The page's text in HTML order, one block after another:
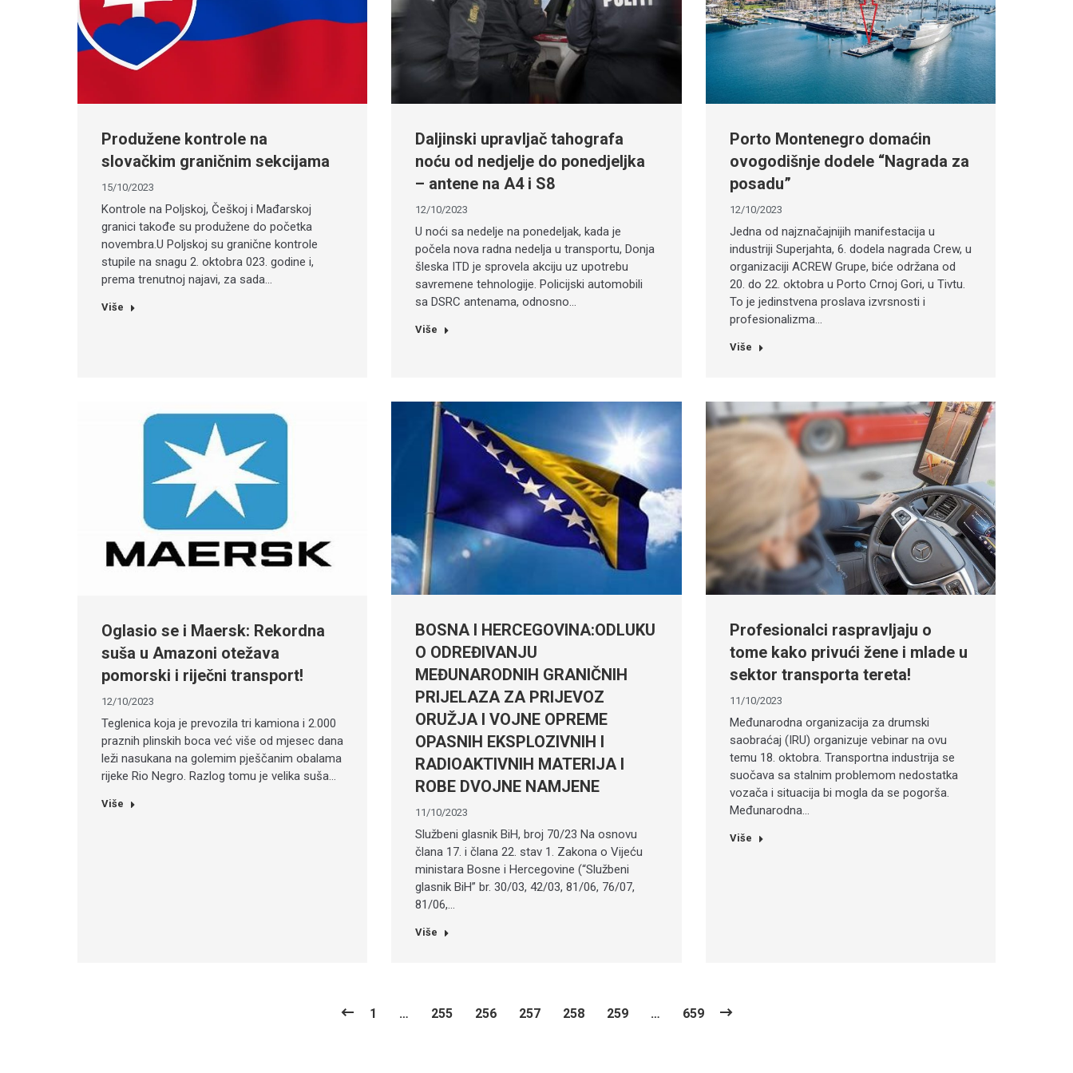
Produžene kontrole na
slovačkim graničnim sekcijama
15/10/2023
Kontrole na Poljskoj, Češkoj i Mađarskoj
granici takođe su produžene do početka
novembra.U Poljskoj su granične kontrole
stupile na snagu 2. oktobra 023. godine i,
prema trenutnoj najavi, za sada…
Više
Daljinski upravljač tahografa
noću od nedjelje do ponedjeljka
– antene na A4 i S8
12/10/2023
U noći sa nedelje na ponedeljak, kada je
počela nova radna nedelja u transportu, Donja
šleska ITD je sprovela akciju uz upotrebu
savremene tehnologije. Policijski automobili
sa DSRC antenama, odnosno…
Više
Porto Montenegro domaćin
ovogodišnje dodele “Nagrada za
posadu”
12/10/2023
Jedna od najznačajnijih manifestacija u
industriji Superjahta, 6. dodela nagrada Crew, u
organizaciji ACREW Grupe, biće održana od
20. do 22. oktobra u Porto Crnoj Gori, u Tivtu.
To je jedinstvena proslava izvrsnosti i
profesionalizma…
Više
Oglasio se i Maersk: Rekordna
suša u Amazoni otežava
pomorski i riječni transport!
12/10/2023
Teglenica koja je prevozila tri kamiona i 2.000
praznih plinskih boca već više od mjesec dana
leži nasukana na golemim pješčanim obalama
rijeke Rio Negro. Razlog tomu je velika suša…
Više
BOSNA I HERCEGOVINA:ODLUKU
O ODREĐIVANJU
MEĐUNARODNIH GRANIČNIH
PRIJELAZA ZA PRIJEVOZ
ORUŽJA I VOJNE OPREME
OPASNIH EKSPLOZIVNIH I
RADIOAKTIVNIH MATERIJA I
ROBE DVOJNE NAMJENE
11/10/2023
Službeni glasnik BiH, broj 70/23 Na osnovu
člana 17. i člana 22. stav 1. Zakona o Vijeću
ministara Bosne i Hercegovine (“Službeni
glasnik BiH” br. 30/03, 42/03, 81/06, 76/07,
81/06,…
Više
Profesionalci raspravljaju o
tome kako privući žene i mlade u
sektor transporta tereta!
11/10/2023
Međunarodna organizacija za drumski
saobraćaj (IRU) organizuje vebinar na ovu
temu 18. oktobra. Transportna industrija se
suočava sa stalnim problemom nedostatka
vozača i situacija bi mogla da se pogorša.
Međunarodna…
Više
1 … 255 256 257 258 259 … 659